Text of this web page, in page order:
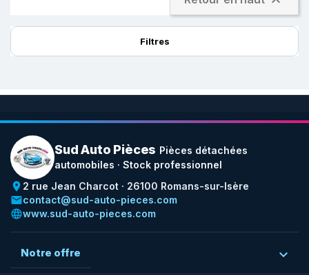
Filtres
Sud Auto Pièces Pièces détachées
automobiles · Stock professionnel
place 2 rue Jean Charcot · 26100 Romans-sur-Isère
emailcontact@sud-auto-pieces.com
languagewww.sud-auto-pieces.com
Notre offre 